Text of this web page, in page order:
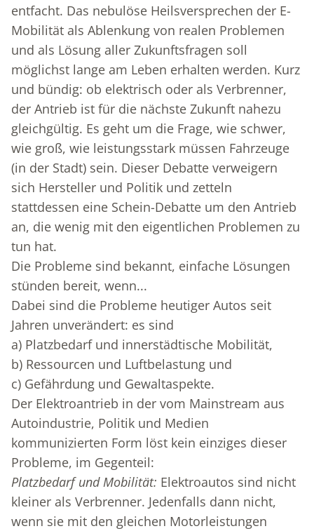
entfacht. Das nebulöse Heilsversprechen der E-
Mobilität als Ablenkung von realen Problemen
und als Lösung aller Zukunftsfragen soll
möglichst lange am Leben erhalten werden. Kurz
und bündig: ob elektrisch oder als Verbrenner,
der Antrieb ist für die nächste Zukunft nahezu
gleichgültig. Es geht um die Frage, wie schwer,
wie groß, wie leistungsstark müssen Fahrzeuge
(in der Stadt) sein. Dieser Debatte verweigern
sich Hersteller und Politik und zetteln
stattdessen eine Schein-Debatte um den Antrieb
an, die wenig mit den eigentlichen Problemen zu
tun hat.
Die Probleme sind bekannt, einfache Lösungen
stünden bereit, wenn...
Dabei sind die Probleme heutiger Autos seit
Jahren unverändert: es sind
a) Platzbedarf und innerstädtische Mobilität,
b) Ressourcen und Luftbelastung und
c) Gefährdung und Gewaltaspekte.
Der Elektroantrieb in der vom Mainstream aus
Autoindustrie, Politik und Medien
kommunizierten Form löst kein einziges dieser
Probleme, im Gegenteil:
Platzbedarf und Mobilität: Elektroautos sind nicht
kleiner als Verbrenner. Jedenfalls dann nicht,
wenn sie mit den gleichen Motorleistungen